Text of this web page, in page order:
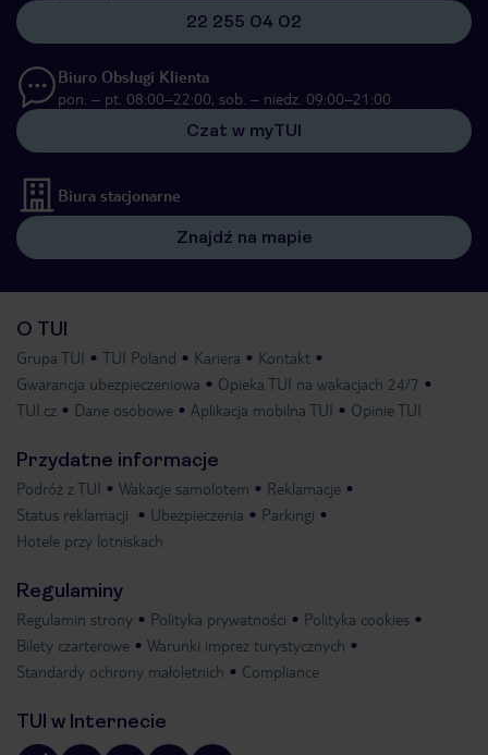
22 255 04 02
Biuro Obsługi Klienta
pon. – pt. 08:00–22:00, sob. – niedz. 09:00–21:00
Czat w myTUI
Biura stacjonarne
Znajdź na mapie
O TUI
Grupa TUI TUI Poland Kariera
Kontakt
Gwarancja ubezpieczeniowa
Opieka TUI na wakacjach 24/7
TUI.cz
Dane osobowe Aplikacja mobilna TUI Opinie TUI
Przydatne informacje
Podróż z TUI Wakacje samolotem
Reklamacje
Status reklamacji
Ubezpieczenia
Parkingi
Hotele przy lotniskach
Regulaminy
Regulamin strony Polityka prywatności
Polityka cookies
Bilety czarterowe
Warunki imprez turystycznych
Standardy ochrony małoletnich
Compliance
TUI w Internecie